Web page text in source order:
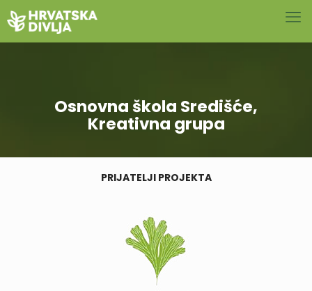
Osnovna škola Središće,
Kreativna grupa
PRIJATELJI PROJEKTA